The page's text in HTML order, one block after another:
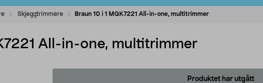
Skjeggtrimmere Braun 10 i 1 MGK7221 All-in-one, multitrimmer
All-in-one, multitrimmer
Produktet har utgått